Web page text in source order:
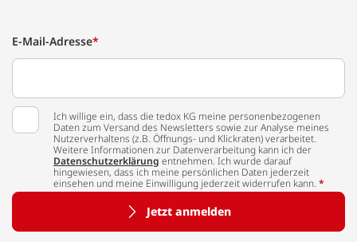
E-Mail-Adresse*
Ich willige ein, dass die tedox KG meine personenbezogenen
Daten zum Versand des Newsletters sowie zur Analyse meines
Nutzerverhaltens (z.B. Öffnungs- und Klickraten) verarbeitet.
Weitere Informationen zur Datenverarbeitung kann ich der
Datenschutzerklärung entnehmen. Ich wurde darauf
hingewiesen, dass ich meine persönlichen Daten jederzeit
einsehen und meine Einwilligung jederzeit widerrufen kann. *
Jetzt anmelden